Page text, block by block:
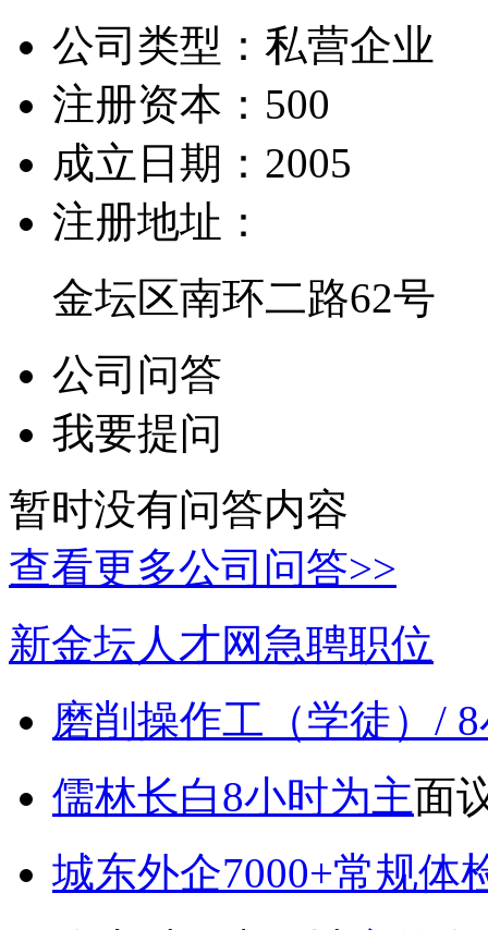
公司类型： 私营企业
注册资本： 500
成立日期： 2005
注册地址：
金坛区南环二路62号
公司问答
我要提问
暂时没有问答内容
查看更多公司问答>>
新金坛人才网急聘职位
磨削操作工（学徒）/
儒林长白8小时为主面
城东外企7000+常规体